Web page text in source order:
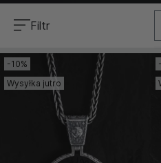
Filtr
-10%
Wysyłka jutro